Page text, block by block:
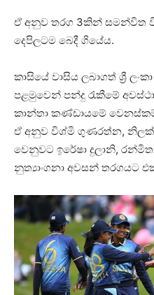
ඒ අනුව තරග 3කින් සමන්විත
දෙපිලටම බෙදී ගියේය.
කාසියේ වාසිය ලබාගත් ශ්‍රී
පළමුවෙන් පන්දු රැකීමේ
කාන්තා කණ්ඩායමේ
ඒ අනුව විශ්මි ගුණරත්න,
වෙනුවට ඉරේෂා දුලානි,
නුත්‍යාංගනා අවසන් තරගයට